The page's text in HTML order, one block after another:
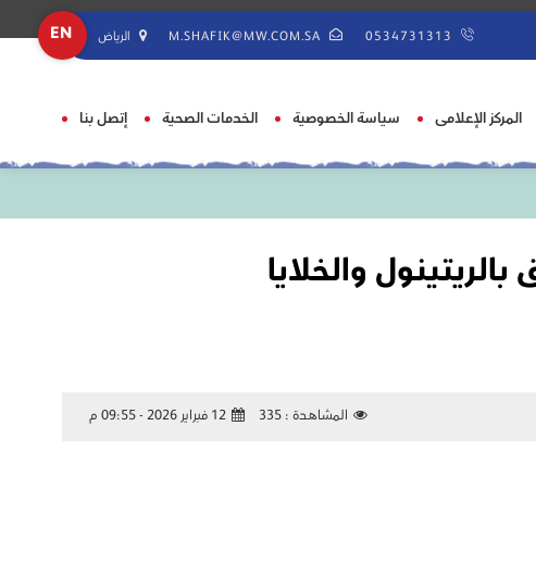
EN 0534731313
M.SHAFIK@MW.COM.SA الرياض
المركز الإعلامى سياسة الخصوصية الخدمات الصحية إتصل بنا
والخلايا
المشاهدة :335 12 فبراير 2026 - 09:55 م